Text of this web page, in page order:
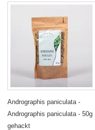
Andrographis paniculata -
Andrographis paniculata - 50g
gehackt